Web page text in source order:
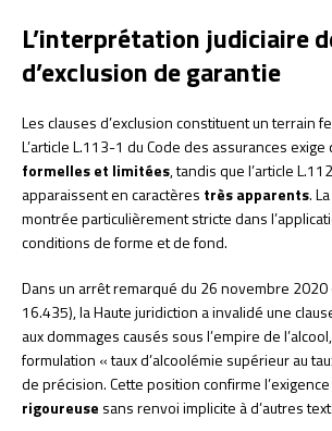
L’interprétation judiciaire
d’exclusion de garantie
Les clauses d’exclusion constituent un terrain
L’article L.113-1 du Code des assurances exige
formelles et limitées, tandis que l’article
apparaissent en caractères très apparents.
montrée particulièrement stricte dans
conditions de forme et de fond.
Dans un arrêt remarqué du 26 novembre 2020
16.435), la Haute juridiction a invalidé une
aux dommages causés sous l’empire de
formulation « taux d’alcoolémie supérieur au
de précision. Cette position confirme l’exigence
rigoureuse sans renvoi implicite à d’autres